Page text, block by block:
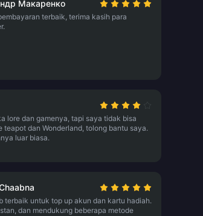
Макаренко
terbaik, terima kasih para
lore dan gamenya, tapi saya tidak bisa
teapot dan Wonderland, tolong bantu saya.
luar biasa.
terbaik untuk top up akun dan kartu hadiah.
dan mendukung beberapa metode